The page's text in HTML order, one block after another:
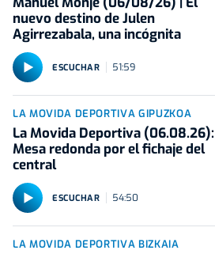
nuevo destino de Julen
Agirrezabala, una incógnita
ESCUCHAR 51:59
LA MOVIDA DEPORTIVA GIPUZKOA
La Movida Deportiva (06.08.26):
Mesa redonda por el fichaje del
central
ESCUCHAR 54:50
LA MOVIDA DEPORTIVA BIZKAIA